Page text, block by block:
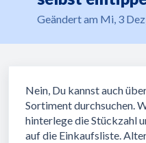
Geändert am Mi, 3
Nein, Du kannst auch
Sortiment durchsuchen.
hinterlege die Stückzahl
auf die Einkaufsliste.